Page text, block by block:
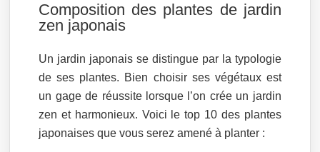
Composition des plantes de jardin
zen japonais
Un jardin japonais se distingue par la typologie
de ses plantes. Bien choisir ses végétaux est
un gage de réussite lorsque l’on crée un jardin
zen et harmonieux. Voici le top 10 des plantes
japonaises que vous serez amené à planter :